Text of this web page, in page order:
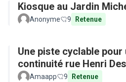
Kiosque au Jardin
Anonyme 9 Retenue
Une piste cyclable pour
continuité rue Henri
Amaapp 9 Retenue